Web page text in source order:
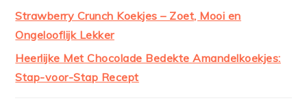
Strawberry Crunch Koekjes – Zoet, Mooi en
Ongelooflijk Lekker
Heerlijke Met Chocolade Bedekte Amandelkoekjes:
Stap-voor-Stap Recept